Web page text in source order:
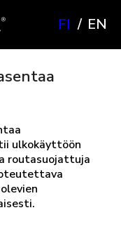
FI EN
ulkokäyttöön
routasuojattuja